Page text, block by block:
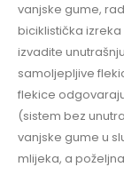
vanjske gume,
biciklistička izreka
izvadite
samoljepljive
flekice
(sistem bez
vanjske gume u
mlijeka, a